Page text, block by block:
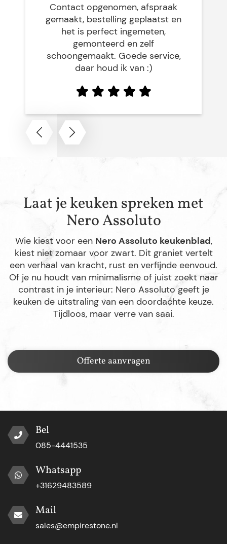
Contact opgenomen, afspraak
gemaakt, bestelling geplaatst en
het is perfect ingemeten,
gemonteerd en zelf
schoongemaakt. Goede service,
daar houd ik van :)
Laat je keuken spreken met
Nero Assoluto
Wie kiest voor een Nero Assoluto keukenblad,
kiest niet zomaar voor zwart. Dit graniet vertelt
een verhaal van kracht, rust en verfijnde eenvoud.
Of je nu houdt van minimalisme of juist zoekt naar
contrast in je interieur: Nero Assoluto geeft je
keuken de uitstraling van een doordachte keuze.
Tijdloos, maar verre van saai.
Offerte aanvragen
Bel
085-4441535
Whatsapp
+31629483589
Mail
sales@empirestone.nl